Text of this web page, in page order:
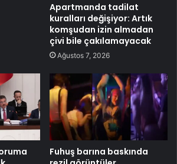
Apartmanda tadilat
kuralları değişiyor: Artık
komşudan izin almadan
çivi bile çakılamayacak
Ağustos 7, 2026
Fuhuş barına baskında